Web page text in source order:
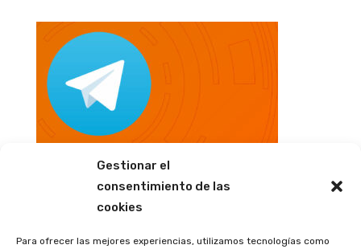
Gestionar el
consentimiento de las
cookies
Para ofrecer las mejores experiencias, utilizamos tecnologías como